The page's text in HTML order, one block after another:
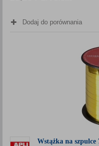
Dodaj do porównania
Wstążka na szpulce